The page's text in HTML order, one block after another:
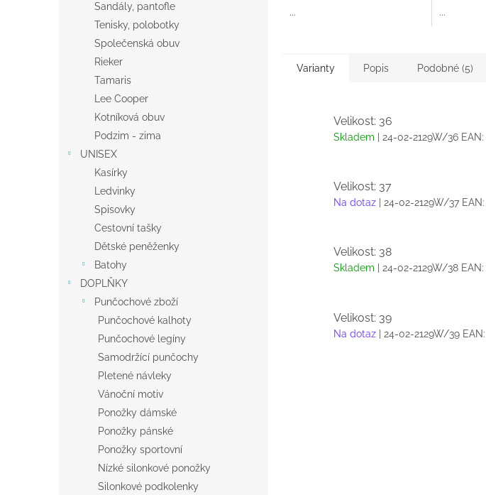
Sandály, pantofle
Tenisky, polobotky
Společenská obuv
Rieker
Tamaris
Lee Cooper
Kotníková obuv
Podzim - zima
UNISEX
Kasírky
Ledvinky
Spisovky
Cestovní tašky
Dětské peněženky
Batohy
DOPLŇKY
Punčochové zboží
Punčochové kalhoty
Punčochové legíny
Samodržící punčochy
Pletené návleky
Vánoční motiv
Ponožky dámské
Ponožky pánské
Ponožky sportovní
Nízké silonkové ponožky
Silonkové podkolenky
... ...
Varianty Popis Podobné (5)
Velikost: 36
Skladem | 24-02-2129W/36 EAN:
Velikost: 37
Na dotaz | 24-02-2129W/37 EAN:
Velikost: 38
Skladem | 24-02-2129W/38 EAN:
Velikost: 39
Na dotaz | 24-02-2129W/39 EAN: